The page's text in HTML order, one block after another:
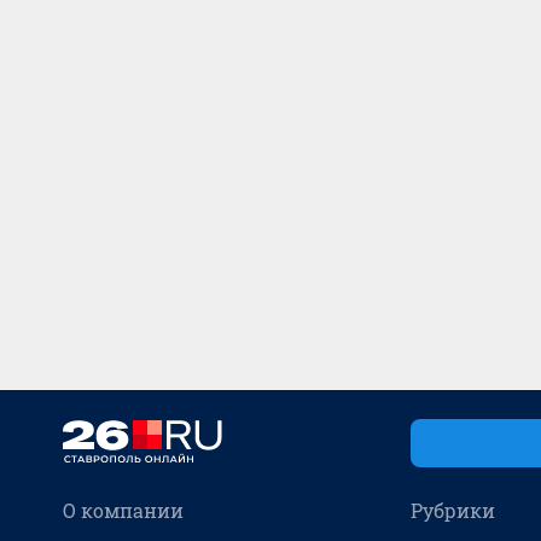
О компании Рубрики